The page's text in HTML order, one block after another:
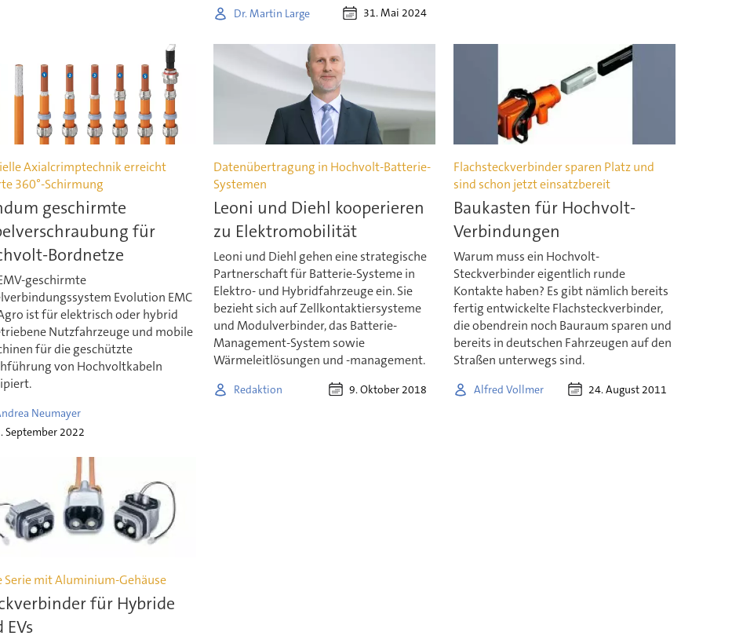
Dr. Martin Large 31. Mai 2024
Axialcrimptechnik erreicht
360°-Schirmung
geschirmte
für
Bordnetze
geschirmte
Evolution EMC
ist für elektrisch oder hybrid
Nutzfahrzeuge und mobile
für die geschützte
von Hochvoltkabeln
Neumayer
September 2022
Datenübertragung in Hochvolt-Batterie-
Systemen
Leoni und Diehl kooperieren
zu Elektromobilität
Leoni und Diehl gehen eine strategische
Partnerschaft für Batterie-Systeme in
Elektro- und Hybridfahrzeuge ein. Sie
bezieht sich auf Zellkontaktiersysteme
und Modulverbinder, das Batterie-
Management-System sowie
Wärmeleitlösungen und -management.
Redaktion 9. Oktober 2018
Flachsteckverbinder sparen Platz und
sind schon jetzt einsatzbereit
Baukasten für Hochvolt-
Verbindungen
Warum muss ein Hochvolt-
Steckverbinder eigentlich runde
Kontakte haben? Es gibt nämlich bereits
fertig entwickelte Flachsteckverbinder,
die obendrein noch Bauraum sparen und
bereits in deutschen Fahrzeugen auf den
Straßen unterwegs sind.
Alfred Vollmer 24. August 2011
Serie mit Aluminium-Gehäuse
für Hybride
EVs